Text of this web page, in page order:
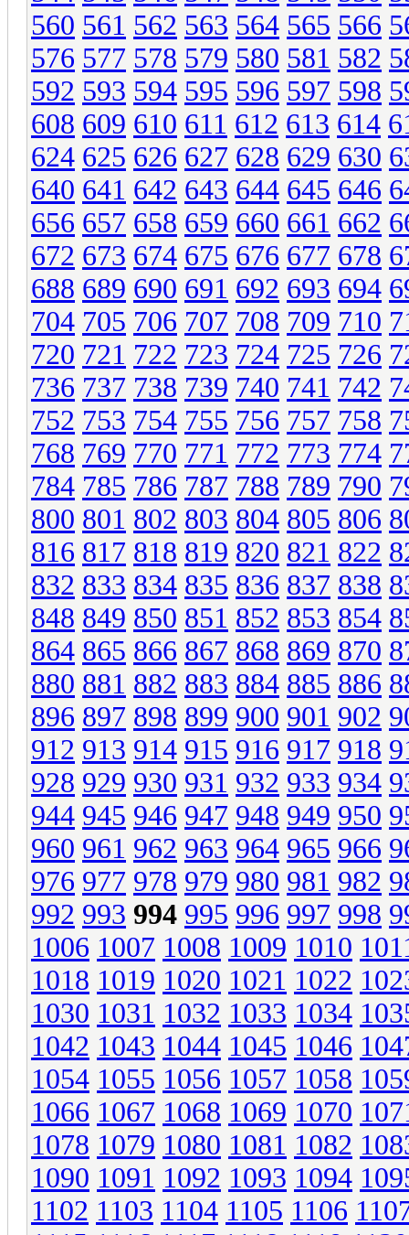
560 561 562 563 564 565 566
576 577 578 579 580 581 582
592 593 594 595 596 597 598
608 609 610 611 612 613 614
624 625 626 627 628 629 630
640 641 642 643 644 645 646
656 657 658 659 660 661 662
672 673 674 675 676 677 678
688 689 690 691 692 693 694
704 705 706 707 708 709 710
720 721 722 723 724 725 726
736 737 738 739 740 741 742
752 753 754 755 756 757 758
768 769 770 771 772 773 774
784 785 786 787 788 789 790
800 801 802 803 804 805 806
816 817 818 819 820 821 822
832 833 834 835 836 837 838
848 849 850 851 852 853 854
864 865 866 867 868 869 870
880 881 882 883 884 885 886
896 897 898 899 900 901 902
912 913 914 915 916 917 918
928 929 930 931 932 933 934
944 945 946 947 948 949 950
960 961 962 963 964 965 966
976 977 978 979 980 981 982
992 993 994 995 996 997 998
1006 1007 1008 1009 1010
1018 1019 1020 1021 1022
1030 1031 1032 1033 1034
1042 1043 1044 1045 1046
1054 1055 1056 1057 1058
1066 1067 1068 1069 1070
1078 1079 1080 1081 1082
1090 1091 1092 1093 1094
1102 1103 1104 1105 1106